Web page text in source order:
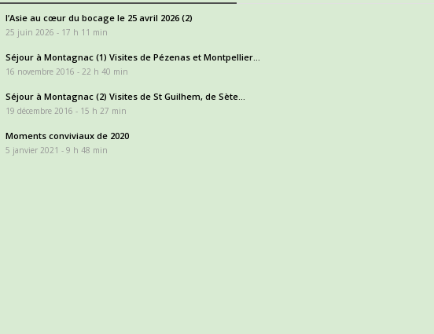
l’Asie au cœur du bocage le 25 avril 2026 (2)
25 juin 2026 - 17 h 11 min
Séjour à Montagnac (1) Visites de Pézenas et Montpellier...
16 novembre 2016 - 22 h 40 min
Séjour à Montagnac (2) Visites de St Guilhem, de Sète...
19 décembre 2016 - 15 h 27 min
Moments conviviaux de 2020
5 janvier 2021 - 9 h 48 min